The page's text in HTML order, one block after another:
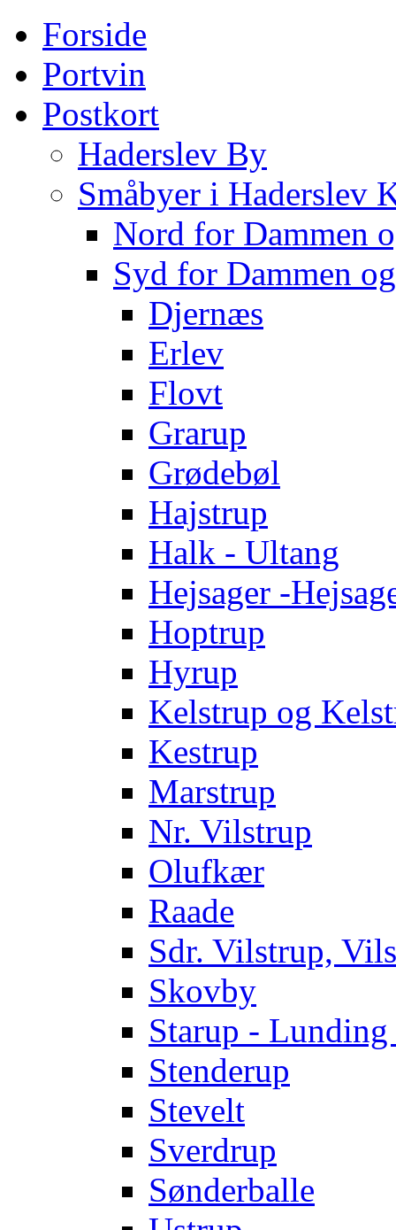
Forside
Portvin
Postkort
Haderslev By
Småbyer i Haderslev
Nord for Dammen
Syd for Dammen
Djernæs
Erlev
Flovt
Grarup
Grødebøl
Hajstrup
Halk - Ultang
Hejsager -
Hoptrup
Hyrup
Kelstrup og
Kestrup
Marstrup
Nr. Vilstrup
Olufkær
Raade
Sdr. Vilstrup,
Skovby
Starup -
Stenderup
Stevelt
Sverdrup
Sønderballe